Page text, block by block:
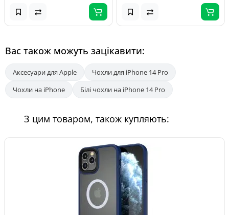
Вас також можуть зацікавити:
Аксесуари для Apple
Чохли для iPhone 14 Pro
Чохли на iPhone
Білі чохли на iPhone 14 Pro
З цим товаром, також купляють: